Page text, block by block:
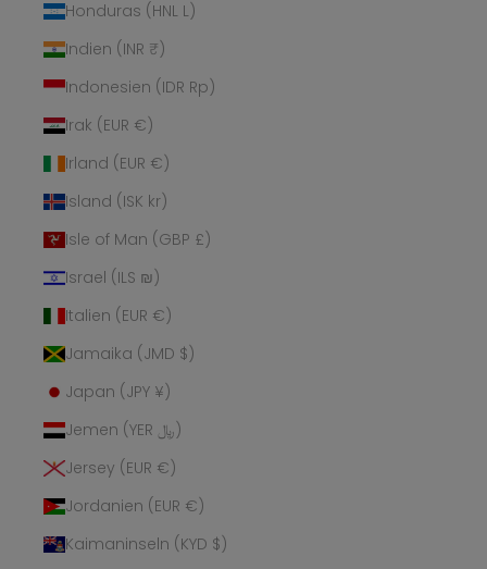
Honduras (HNL L)
Indien (INR ₹)
Indonesien (IDR Rp)
Irak (EUR €)
Irland (EUR €)
Island (ISK kr)
Isle of Man (GBP £)
Israel (ILS ₪)
Italien (EUR €)
Jamaika (JMD $)
Japan (JPY ¥)
Jemen (YER ﷼)
Jersey (EUR €)
Jordanien (EUR €)
Kaimaninseln (KYD $)